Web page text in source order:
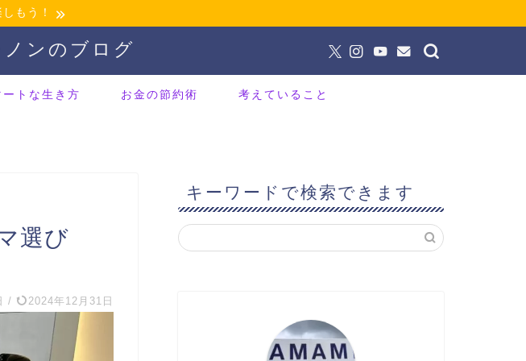
もう！
ンのブログ
ートな生き方 お金の節約術 考えていること
選び
/ 2024年12月31日
キーワードで検索できます